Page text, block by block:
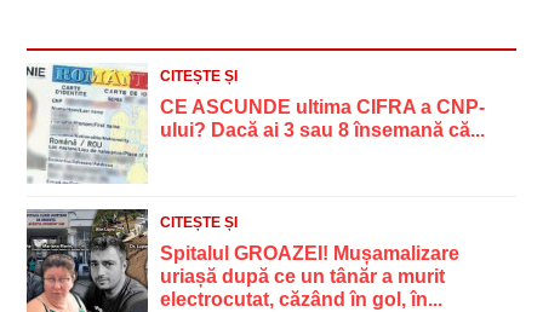
CITEȘTE ȘI
CE ASCUNDE ultima CIFRA a CNP-
ului? Dacă ai 3 sau 8 însemană că...
CITEȘTE ȘI
Spitalul GROAZEI! Mușamalizare
uriașă după ce un tânăr a murit
electrocutat, căzând în gol, în...